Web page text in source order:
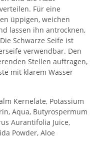
Für eine
üppigen, weichen
lassen ihn antrocknen,
Schwarze Seife ist
verwendbar. Den
Stellen auftragen,
mit klarem Wasser
Kernelate, Potassium
Aqua, Butyrospermum
Aurantifolia Juice,
Powder, Aloe